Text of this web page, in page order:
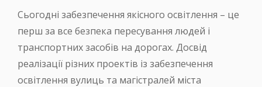
Сьогодні забезпечення якісного освітлення – це
перш за все безпека пересування людей і
транспортних засобів на дорогах. Досвід
реалізації різних проектів із забезпечення
освітлення вулиць та магістралей міста